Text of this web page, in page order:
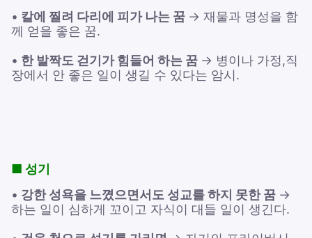
• 칼에 찔려 다리에 피가 나는 꿈 → 재물과 명성을 함
께 얻을 좋은 꿈.
• 한 발짝도 걷기가 힘들어 하는 꿈 → 병이나 가정,직
장에서 안 좋은 일이 생길 수 있다는 암시.
■ 성기
• 강한 성욕을 느꼈으면서도 성교를 하지 못한 꿈 →
하는 일이 심하게 꼬이고 자식이 대들 일이 생긴다.